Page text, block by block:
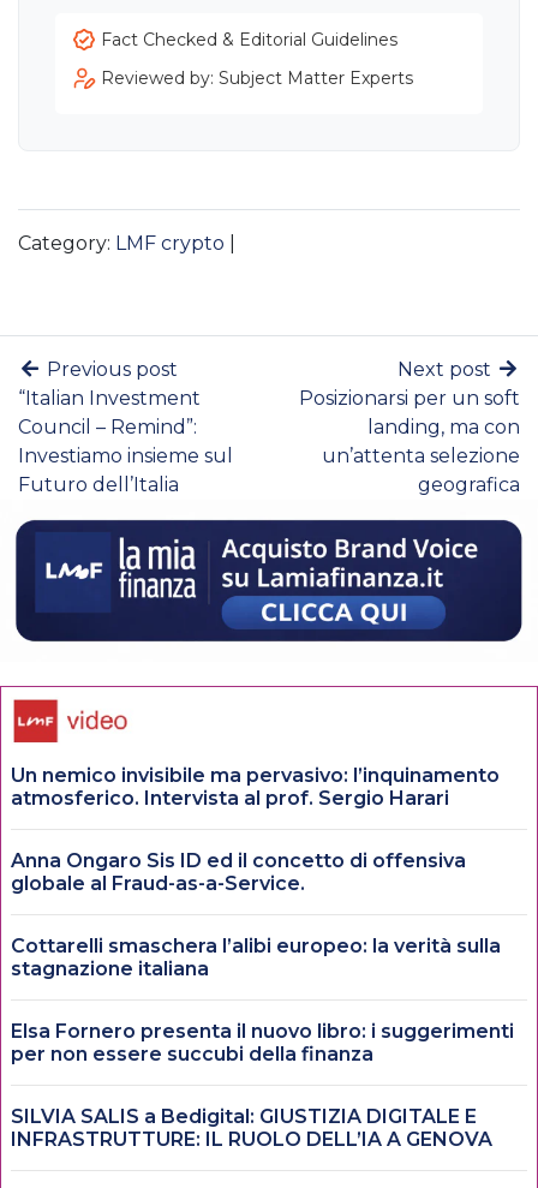
Fact Checked & Editorial Guidelines
Reviewed by: Subject Matter Experts
Category: LMF crypto
Previous post
“Italian Investment
Council – Remind”:
Investiamo insieme sul
Futuro dell’Italia
Next post
Posizionarsi per un soft
landing, ma con
un’attenta selezione
geografica
Un nemico invisibile ma pervasivo: l’inquinamento
atmosferico. Intervista al prof. Sergio Harari
Anna Ongaro Sis ID ed il concetto di offensiva
globale al Fraud-as-a-Service.
Cottarelli smaschera l’alibi europeo: la verità sulla
stagnazione italiana
Elsa Fornero presenta il nuovo libro: i suggerimenti
per non essere succubi della finanza
SILVIA SALIS a Bedigital: GIUSTIZIA DIGITALE E
INFRASTRUTTURE: IL RUOLO DELL’IA A GENOVA